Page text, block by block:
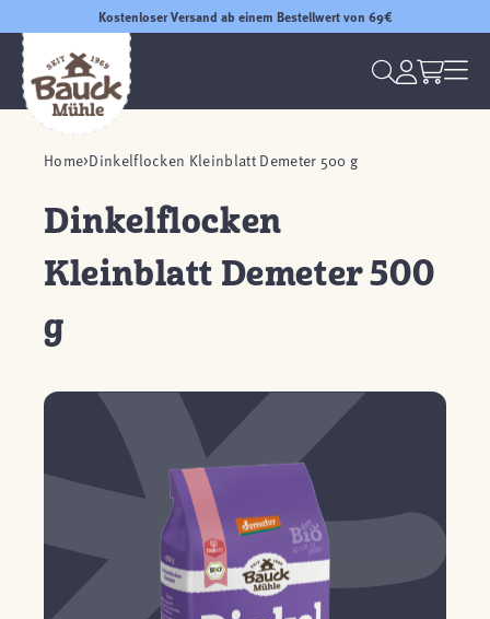
Kostenloser Versand ab einem Bestellwert von 69€
Home Dinkelflocken Kleinblatt Demeter 500 g
Dinkelflocken
Kleinblatt Demeter 500
g